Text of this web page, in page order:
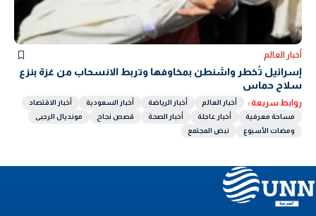
أخبار العالم
إسرائيل تُخطر واشنطن بمخاوفها وتربط الانسحاب من غزة بنزع
سلاح حماس
روابط سريعة : أخبار العالم أخبار الرياضة أخبار السعودية
أخبار الاقتصاد
مساحة معرفية
أخبار عاجلة أخبار الصحة قصص نجاح
مونديال الرجبى
ومضات الأسبوع
نبض المجتمع